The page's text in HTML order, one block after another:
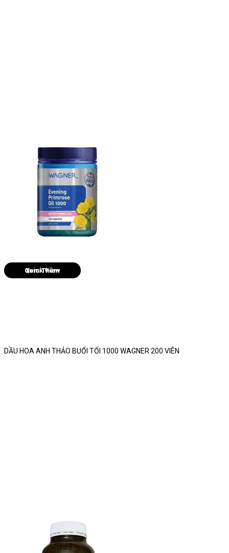
Quick View
DẦU HOA ANH THẢO BUỔI TỐI 1000 WAGNER 200 VIÊN